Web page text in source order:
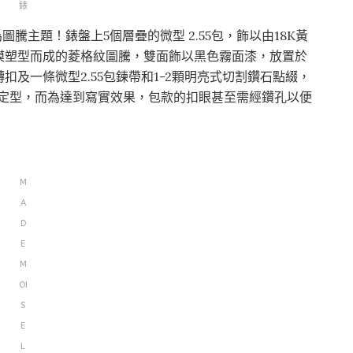
錶
騰主題！錶盤上5個層疊的微型 2.55包，飾以由18K黃
型而成的菱格紋圖騰，雙面飾以黑色霧面漆，放置於
及一條微型2.55包鍊帶和1-2顆明亮式切割鑽石點綴，
型，而為達到寫實效果，包款的扣眼甚至需經鑽孔以便
M
A
D
E
M
OI
S
E
L